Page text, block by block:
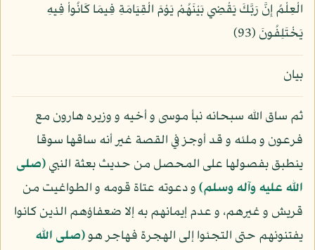
الْعِلْمُ إِنَّ رَبَّكَ يَقْضِي بَيْنَهُمْ يَوْمَ الْقِيَامَةِ فِيمَا كَانُواْ فِيهِ
يَخْتَلِفُونَ (93)
بيان
ثم ساق الله سبحانه نبأ موسى و أخيه و وزيره هارون مع
فرعون و ملئه و قد أوجز في القصة غير أنه ساقها سوقا
ينطبق بفصولها على المحصل من حديث بعثة النبي(صلى
الله عليه وآله وسلم)و دعوته عتاة قومه و الطواغيت من
قريش و غيرهم، و عدم إيمانهم به إلا ضعفاؤهم الذين كانوا
يفتنونهم حتى التجئوا إلى الهجرة فهاجر هو(صلى الله